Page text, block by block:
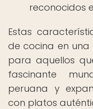
reconocidos
Estas
de cocina en una
para aquellos
fascinante
peruana y
con platos